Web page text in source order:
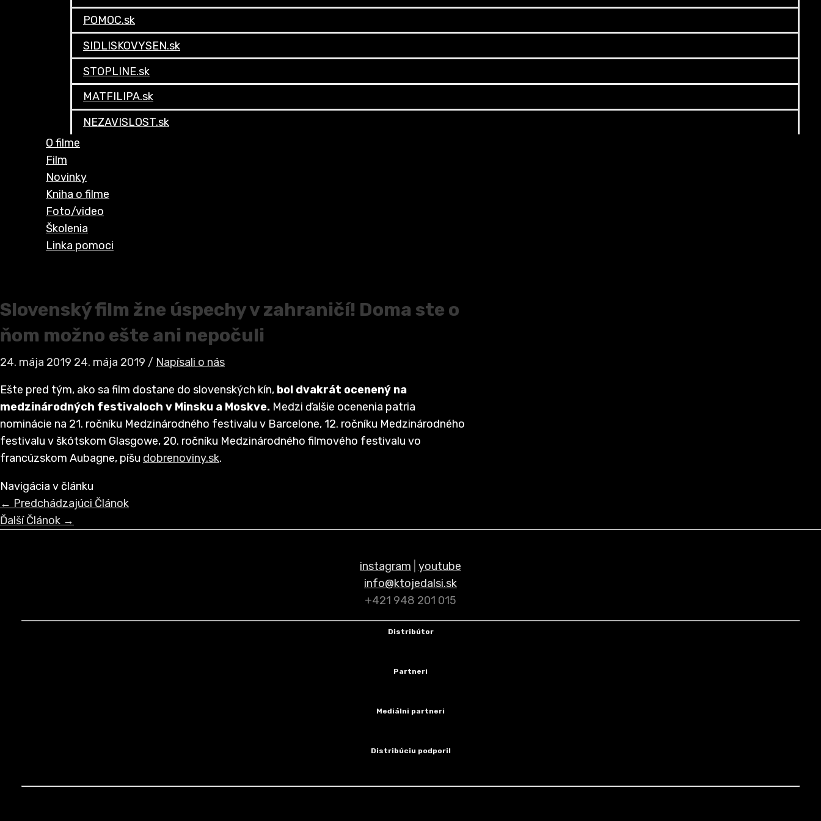
POMOC.sk
SIDLISKOVYSEN.sk
STOPLINE.sk
MATFILIPA.sk
NEZAVISLOST.sk
O filme
Film
Novinky
Kniha o filme
Foto/video
Školenia
Linka pomoci
Slovenský film žne úspechy v zahraničí! Doma ste o
ňom možno ešte ani nepočuli
24. mája 2019 24. mája 2019 / Napísali o nás
Ešte pred tým, ako sa film dostane do slovenských kín, bol dvakrát ocenený na
medzinárodných festivaloch v Minsku a Moskve. Medzi ďalšie ocenenia patria
nominácie na 21. ročníku Medzinárodného festivalu v Barcelone, 12. ročníku Medzinárodného
festivalu v škótskom Glasgowe, 20. ročníku Medzinárodného filmového festivalu vo
francúzskom Aubagne, píšu dobrenoviny.sk.
Navigácia v článku
← Predchádzajúci Článok
Ďalší Článok →
instagram youtube
info@ktojedalsi.sk
+421 948 201 015
Distribútor
Partneri
Mediálni partneri
Distribúciu podporil